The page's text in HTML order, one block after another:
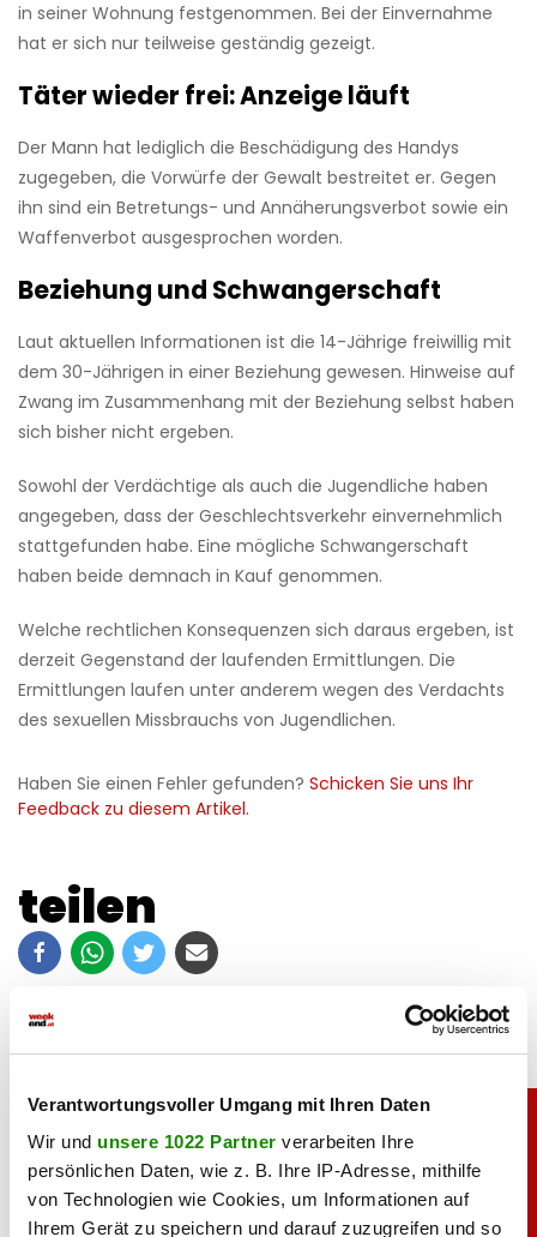
Verantwortungsvoller Umgang mit Ihren Daten
Wir und unsere 1022 Partner verarbeiten Ihre
persönlichen Daten, wie z. B. Ihre IP-Adresse, mithilfe
von Technologien wie Cookies, um Informationen auf
Ihrem Gerät zu speichern und darauf zuzugreifen und so
in seiner Wohnung festgenommen. Bei der Einvernahme
hat er sich nur teilweise geständig gezeigt.
Täter wieder frei: Anzeige läuft
Der Mann hat lediglich die Beschädigung des Handys
zugegeben, die Vorwürfe der Gewalt bestreitet er. Gegen
ihn sind ein Betretungs- und Annäherungsverbot sowie ein
Waffenverbot ausgesprochen worden.
Beziehung und Schwangerschaft
Laut aktuellen Informationen ist die 14-Jährige freiwillig mit
dem 30-Jährigen in einer Beziehung gewesen. Hinweise auf
Zwang im Zusammenhang mit der Beziehung selbst haben
sich bisher nicht ergeben.
Sowohl der Verdächtige als auch die Jugendliche haben
angegeben, dass der Geschlechtsverkehr einvernehmlich
stattgefunden habe. Eine mögliche Schwangerschaft
haben beide demnach in Kauf genommen.
Welche rechtlichen Konsequenzen sich daraus ergeben, ist
derzeit Gegenstand der laufenden Ermittlungen. Die
Ermittlungen laufen unter anderem wegen des Verdachts
des sexuellen Missbrauchs von Jugendlichen.
Haben Sie einen Fehler gefunden? Schicken Sie uns Ihr
Feedback zu diesem Artikel.
teilen